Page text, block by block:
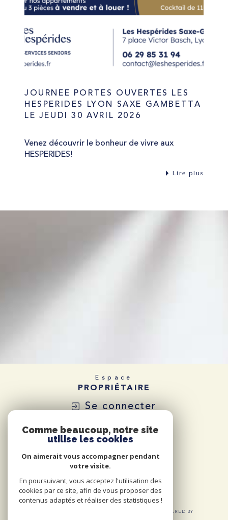
JOURNEE PORTES OUVERTES LES
HESPERIDES LYON SAXE GAMBETTA
LE JEUDI 30 AVRIL 2026
Venez découvrir le bonheur de vivre aux
HESPERIDES!
Lire plus
Espace
PROPRIÉTAIRE
Se connecter
© 2026 | TOUS DROITS RÉSERVÉS | TRADUCTION POWERED BY
Comme beaucoup, notre site
utilise les cookies
On aimerait vous accompagner pendant
votre visite.
En poursuivant, vous acceptez l'utilisation des
cookies par ce site, afin de vous proposer des
contenus adaptés et réaliser des statistiques !